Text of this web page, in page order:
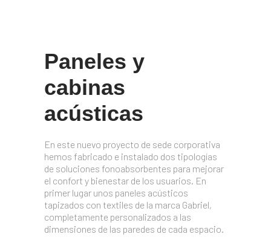
Paneles y
cabinas
acústicas
En este nuevo proyecto de sede corporativa
hemos fabricado e instalado dos tipologías
de soluciones fonoabsorbentes para mejorar
el confort y bienestar de los usuarios. En
primer lugar unos paneles acústicos
tapizados con textiles de la marca Gabriel,
completamente personalizados a las
dimensiones de las paredes de cada espacio.